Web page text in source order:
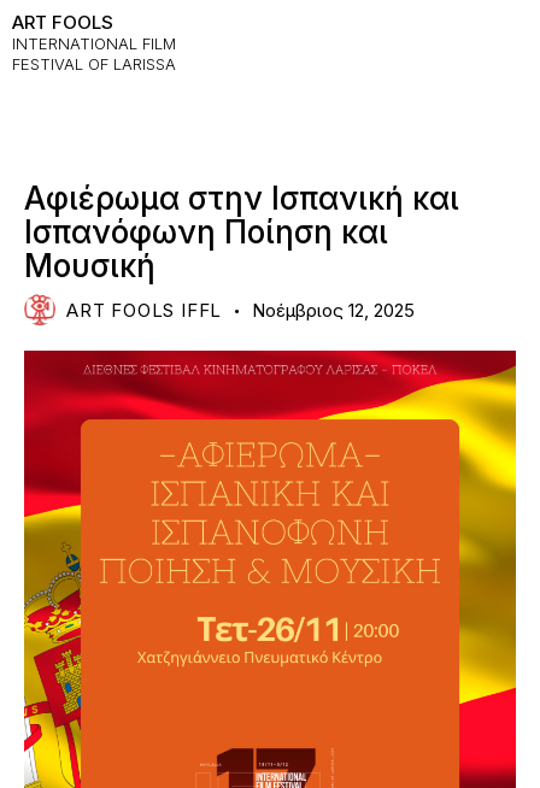
ART FOOLS
INTERNATIONAL FILM
FESTIVAL OF LARISSA
Αφιέρωμα στην Ισπανική και
Ισπανόφωνη Ποίηση και
Μουσική
ART FOOLS IFFL Νοέμβριος 12, 2025